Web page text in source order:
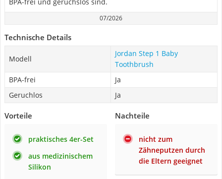
07/2026
Technische Details
Modell
Jordan Step 1 Baby
Toothbrush
BPA-frei
Ja
Geruchlos
Ja
Vorteile
praktisches 4er-Set
aus medizinischem
Silikon
Nachteile
nicht zum
Zähneputzen durch
die Eltern geeignet